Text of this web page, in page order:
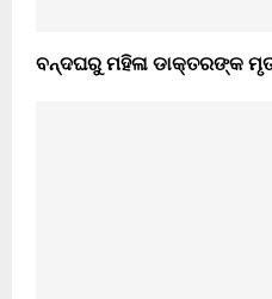
ବନ୍ଦଘରୁ ମହିଳା ଡାକ୍ତରଙ୍କ